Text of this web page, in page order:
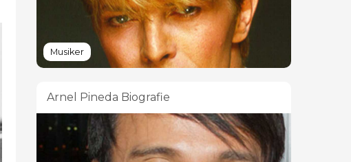
Musiker
Arnel Pineda Biografie